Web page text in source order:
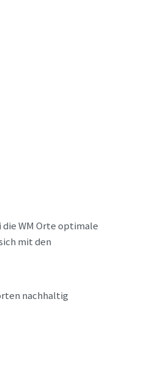
WM Orte optimale
mit den
nachhaltig